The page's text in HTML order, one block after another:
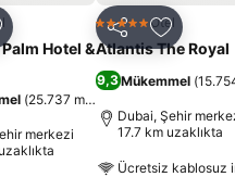
ekle
Hotel &
(25.737 misafir puanı
merkezi
Paylaş
5 Yıldız Otel
Atlantis The Royal
9,3Mükemmel (
Dubai, Şehir
17.7 km uzaklıkta
Ücretsiz kablosuz